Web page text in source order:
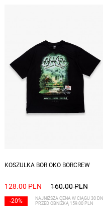
KOSZULKA BOR OKO BORCREW
128.00 PLN 160.00 PLN
-20%
NAJNIŻSZA CENA W CIĄGU 30 DNI
PRZED OBNIŻKĄ 159.00 PLN